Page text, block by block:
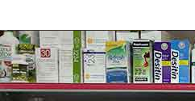
Thành phần xịt khoáng
Flower Tibetan Ginseng
CACTUS FLOWER – HOA